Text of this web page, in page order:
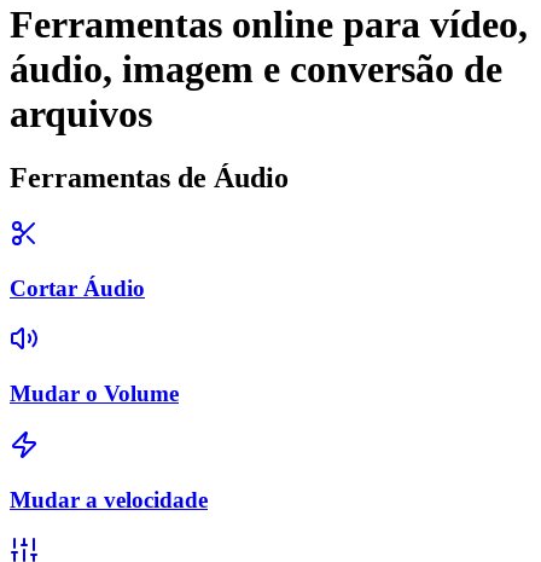
Ferramentas online para vídeo,
áudio, imagem e conversão de
arquivos
Ferramentas de Áudio
Cortar Áudio
Mudar o Volume
Mudar a velocidade